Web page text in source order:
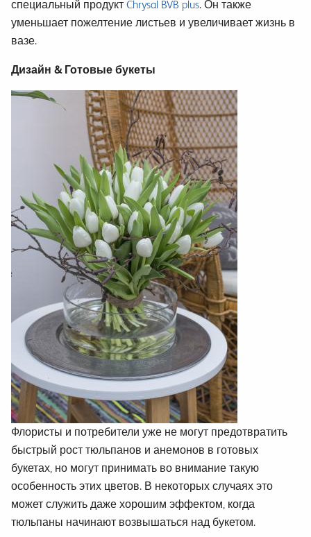
специальный продукт Chrysal BVB plus. Он также
уменьшает пожелтение листьев и увеличивает жизнь в
вазе.
Дизайн & Готовые букеты
Флористы и потребители уже не могут предотвратить
быстрый рост тюльпанов и анемонов в готовых
букетах, но могут принимать во внимание такую
особенность этих цветов. В некоторых случаях это
может служить даже хорошим эффектом, когда
тюльпаны начинают возвышаться над букетом.